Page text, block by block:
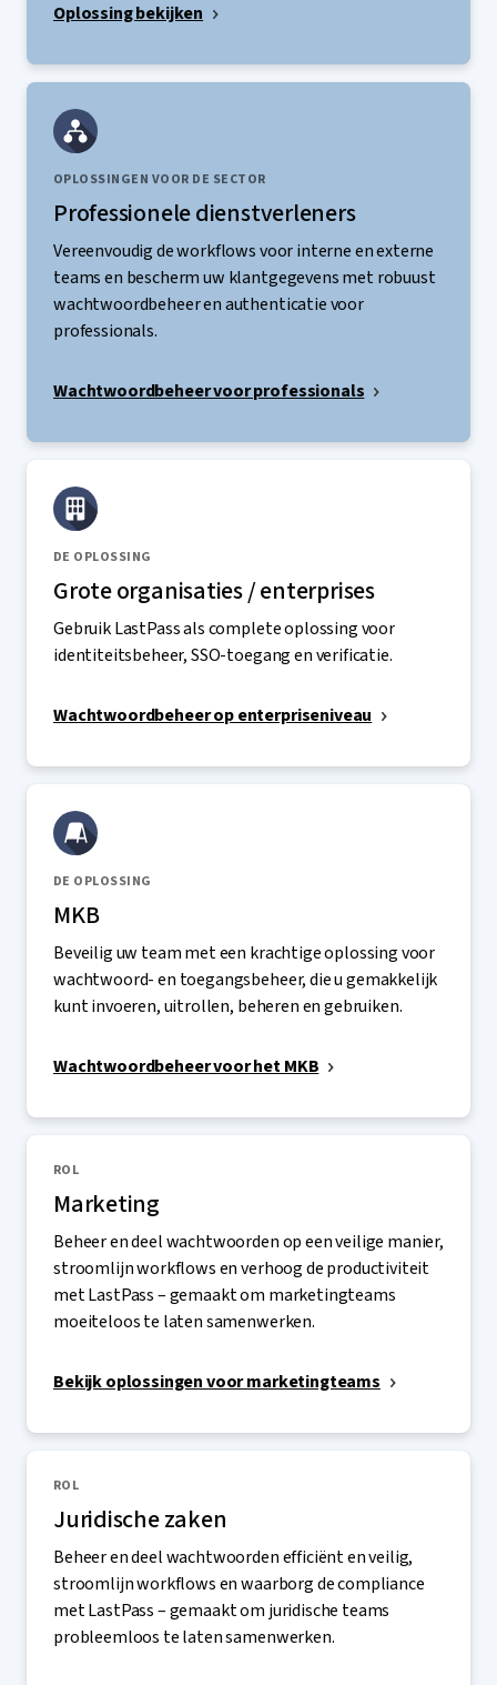
Oplossing bekijken
OPLOSSINGEN VOOR DE SECTOR
Professionele dienstverleners
Vereenvoudig de workflows voor interne en externe
teams en bescherm uw klantgegevens met robuust
wachtwoordbeheer en authenticatie voor
professionals.
Wachtwoordbeheer voor professionals
DE OPLOSSING
Grote organisaties / enterprises
Gebruik LastPass als complete oplossing voor
identiteitsbeheer, SSO-toegang en verificatie.
Wachtwoordbeheer op enterpriseniveau
DE OPLOSSING
MKB
Beveilig uw team met een krachtige oplossing voor
wachtwoord- en toegangsbeheer, die u gemakkelijk
kunt invoeren, uitrollen, beheren en gebruiken.
Wachtwoordbeheer voor het MKB
ROL
Marketing
Beheer en deel wachtwoorden op een veilige manier,
stroomlijn workflows en verhoog de productiviteit
met LastPass – gemaakt om marketingteams
moeiteloos te laten samenwerken.
Bekijk oplossingen voor marketingteams
ROL
Juridische zaken
Beheer en deel wachtwoorden efficiënt en veilig,
stroomlijn workflows en waarborg de compliance
met LastPass – gemaakt om juridische teams
probleemloos te laten samenwerken.